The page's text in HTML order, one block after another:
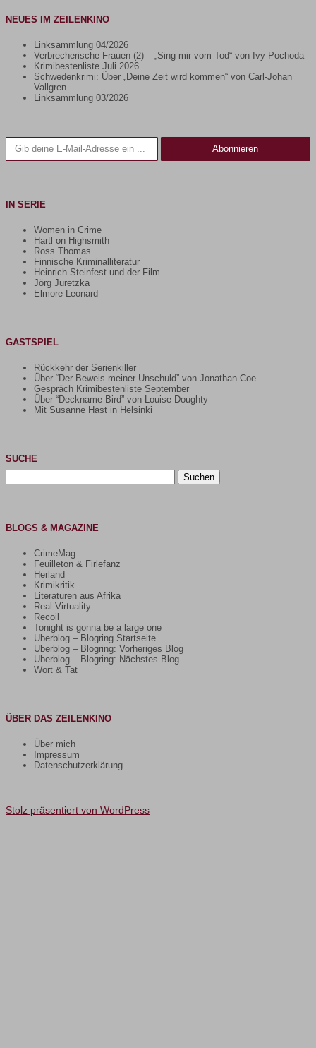
NEUES IM ZEILENKINO
Linksammlung 04/2026
Verbrecherische Frauen (2) – „Sing mir vom Tod“ von Ivy Pochoda
Krimibestenliste Juli 2026
Schwedenkrimi: Über „Deine Zeit wird kommen“ von Carl-Johan
Vallgren
Linksammlung 03/2026
Gib deine E-Mail-Adresse ein ...
Abonnieren
IN SERIE
Women in Crime
Hartl on Highsmith
Ross Thomas
Finnische Kriminalliteratur
Heinrich Steinfest und der Film
Jörg Juretzka
Elmore Leonard
GASTSPIEL
Rückkehr der Serienkiller
Über “Der Beweis meiner Unschuld” von Jonathan Coe
Gespräch Krimibestenliste September
Über “Deckname Bird” von Louise Doughty
Mit Susanne Hast in Helsinki
SUCHE
nach:
BLOGS & MAGAZINE
CrimeMag
Feuilleton & Firlefanz
Herland
Krimikritik
Literaturen aus Afrika
Real Virtuality
Recoil
Tonight is gonna be a large one
Uberblog – Blogring Startseite
Uberblog – Blogring: Vorheriges Blog
Uberblog – Blogring: Nächstes Blog
Wort & Tat
ÜBER DAS ZEILENKINO
Über mich
Impressum
Datenschutzerklärung
Stolz präsentiert von WordPress